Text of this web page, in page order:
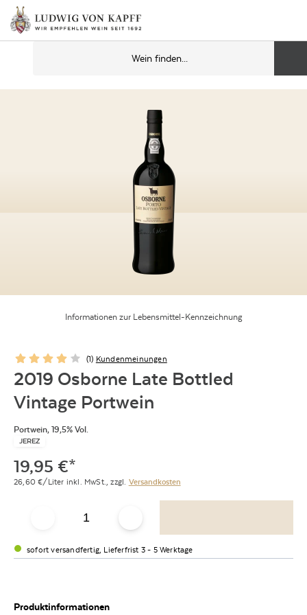
Informationen zur Lebensmittel-Kennzeichnung
(1) Kundenmeinungen
2019 Osborne Late Bottled
Vintage Portwein
Portwein, 19,5% Vol.
JEREZ
19,95 €*
26,60 €/Liter inkl. MwSt., zzgl. Versandkosten
sofort versandfertig, Lieferfrist 3 - 5 Werktage
Produktinformationen